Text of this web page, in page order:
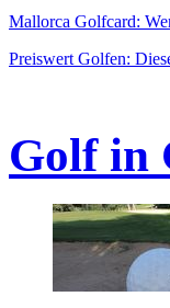
Mallorca Golfcard:
Preiswert Golfen:
Golf in